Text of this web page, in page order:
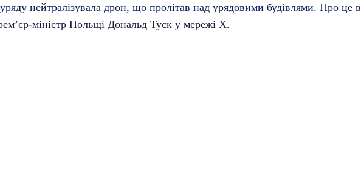
нейтралізувала дрон, що пролітав над урядовими будівлями. Про це в
міністр Польщі Дональд Туск у мережі X.